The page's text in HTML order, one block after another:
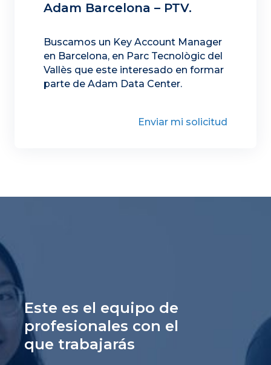
Adam Barcelona – PTV.
Buscamos un Key Account Manager
en Barcelona, en Parc Tecnològic del
Vallès que este interesado en formar
parte de Adam Data Center.
Enviar mi solicitud
Este es el equipo de
profesionales con el
que trabajarás